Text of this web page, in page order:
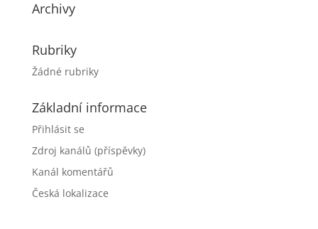
Archivy
Rubriky
Žádné rubriky
Základní informace
Přihlásit se
Zdroj kanálů (příspěvky)
Kanál komentářů
Česká lokalizace